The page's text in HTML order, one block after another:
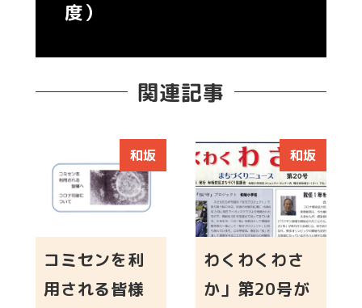
度）
関連記事
和坂
コミセンを利
用される皆様
和坂
わくわくわさ
か」第20号が